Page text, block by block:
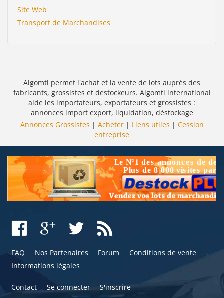
Site Web
Transport de Marchandises
Algomtl permet l'achat et la vente de lots auprès des
fabricants, grossistes et destockeurs. Algomtl international
aide les importateurs, exportateurs et grossistes :
annonces import export, liquidation, déstockage
Annonces Grossistes | Acheter| Liens utiles | Cession
entreprise
FAQ Nos Partenaires Forum
Conditions de vente
Informations légales
Contact Se connecter S'inscrire